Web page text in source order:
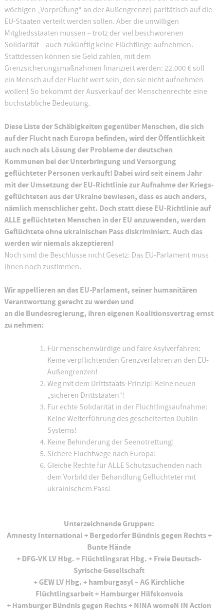
wöchigen „Vorprüfung“ an der Außengrenze) paritätisch auf die
EU-Staaten verteilt werden sollen. Aber die unwilligen
Mitgliedsstaaten müssen – trotz der viel beschworenen
Solidarität – auch zukünftig keine Flüchtlinge aufnehmen.
Stattdessen können sie Geld zahlen, mit dem
Grenzsicherungsmaßnahmen finanziert werden: 22.000 € soll
ein Mensch auf der Flucht wert sein, den sie nicht aufnehmen
wollen! So bekommt der Ausverkauf der Menschenrechte eine
buchstäbliche Bedeutung.
Diese Liste der Schäbigkeiten gegenüber Menschen, die sich
auf der Flucht nach Europa befinden, wird der Öffentlichkeit
auch noch als Lösung der Probleme der deutschen
Kommunen bei der Unterbringung und Versorgung
geflüchteter Personen verkauft! Dabei wird seit einem Jahr
mit der Umsetzung der EU-Richtlinie zur Aufnahme der Kriegs-
geflüchteten aus der Ukraine bewiesen, dass es auch anders,
nämlich menschlicher geht. Doch statt diese EU-Richtlinie auf
ALLE geflüchteten Menschen in der EU anzuwenden, werden
Geflüchtete ohne ukrainischen Pass diskriminiert. Auch das
werden wir niemals akzeptieren!
Noch sind die Beschlüsse nicht Gesetz: Das EU-Parlament muss
ihnen noch zustimmen.
Wir appellieren an das EU-Parlament, seiner humanitären
Verantwortung gerecht zu werden und
an die Bundesregierung, ihren eigenen Koalitionsvertrag ernst
zu nehmen:
Für menschenwürdige und faire Asylverfahren:
Keine verpflichtenden Grenzverfahren an den EU-
Außengrenzen!
Weg mit dem Drittstaats-Prinzip! Keine neuen
„sicheren Drittstaaten“!
Für echte Solidarität in der Flüchtlingsaufnahme:
Keine Weiterführung des gescheiterten Dublin-
Systems!
Keine Behinderung der Seenotrettung!
Sichere Fluchtwege nach Europa!
Gleiche Rechte für ALLE Schutzsuchenden nach
dem Vorbild der Behandlung Geflüchteter mit
ukrainischem Pass!
Unterzeichnende Gruppen:
Amnesty International + Bergedorfer Bündnis gegen Rechts +
Bunte Hände
+ DFG-VK LV Hbg. + Flüchtlingsrat Hbg. + Freie Deutsch-
Syrische Gesellschaft
+ GEW LV Hbg. + hamburgasyl – AG Kirchliche
Flüchtlingsarbeit + Hamburger Hilfskonvois
+ Hamburger Bündnis gegen Rechts + NINA womeN IN Action